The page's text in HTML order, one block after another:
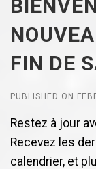
FIN DE
PUBLISHED ON
Restez à jour
Recevez les
calendrier, et